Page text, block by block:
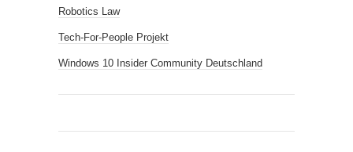
Robotics Law
Tech-For-People Projekt
Windows 10 Insider Community Deutschland